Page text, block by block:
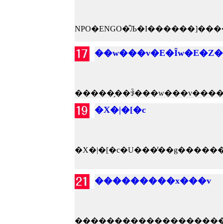
�X�|�[�c
���������x���v